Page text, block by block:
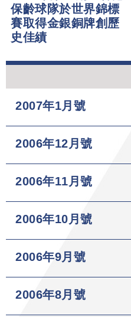
保齡球隊於世界錦標
賽取得金銀銅牌創歷
史佳績
2007年1月號
2006年12月號
2006年11月號
2006年10月號
2006年9月號
2006年8月號